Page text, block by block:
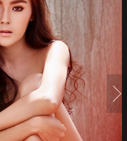
อก
ขึ้น
ปก
Playboy